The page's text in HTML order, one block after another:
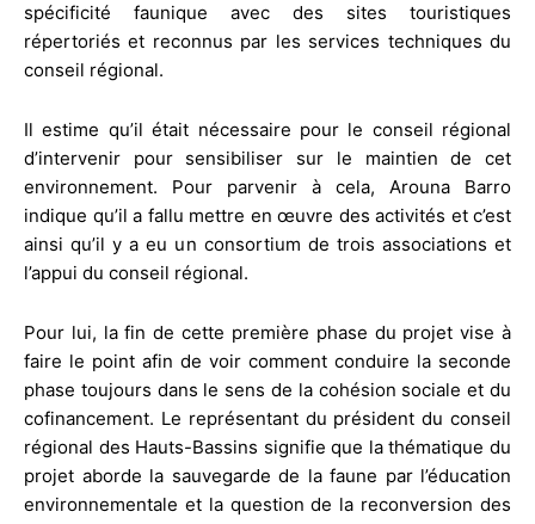
spécificité faunique avec des sites touristiques
répertoriés et reconnus par les services techniques du
conseil régional.
Il estime qu’il était nécessaire pour le conseil régional
d’intervenir pour sensibiliser sur le maintien de cet
environnement. Pour parvenir à cela, Arouna Barro
indique qu’il a fallu mettre en œuvre des activités et c’est
ainsi qu’il y a eu un consortium de trois associations et
l’appui du conseil régional.
Pour lui, la fin de cette première phase du projet vise à
faire le point afin de voir comment conduire la seconde
phase toujours dans le sens de la cohésion sociale et du
cofinancement. Le représentant du président du conseil
régional des Hauts-Bassins signifie que la thématique du
projet aborde la sauvegarde de la faune par l’éducation
environnementale et la question de la reconversion des